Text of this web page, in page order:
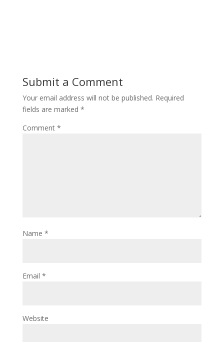
Submit a Comment
Your email address will not be published. Required
fields are marked *
Comment *
Name *
Email *
Website